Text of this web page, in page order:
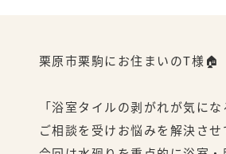
栗原市栗駒にお住まいのT様🏠
「浴室タイルの剥がれが気に
ご相談を受けお悩みを解決させ